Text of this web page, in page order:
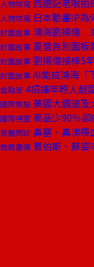
人物特寫 西遊記老哏拍
人物特寫 日本動畫IP為
封面故事 鴻海劉揚偉
封面故事 夏普告別面板
封面故事 劉揚偉接棒5
封面故事 AI能成鴻海「
金融街 4招讓年輕人超
國際焦點 美國大選波及
國際視窗 商品少90％
良醫問診 鼻塞、鼻涕
商周書摘 賈伯斯、蘇姿